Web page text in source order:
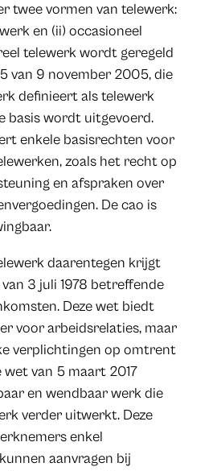
twee vormen van telewerk:
en (ii) occasioneel
telewerk wordt geregeld
van 9 november 2005, die
definieert als telewerk
basis wordt uitgevoerd.
enkele basisrechten voor
zoals het recht op
en afspraken over
De cao is
daarentegen krijgt
3 juli 1978 betreffende
Deze wet biedt
voor arbeidsrelaties, maar
verplichtingen op omtrent
wet van 5 maart 2017
en wendbaar werk die
verder uitwerkt. Deze
enkel
aanvragen bij